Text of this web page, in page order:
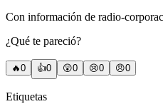
Con información de radio-
¿Qué te pareció?
🔥0 👍0 😲0 😢0 😠0
Etiquetas